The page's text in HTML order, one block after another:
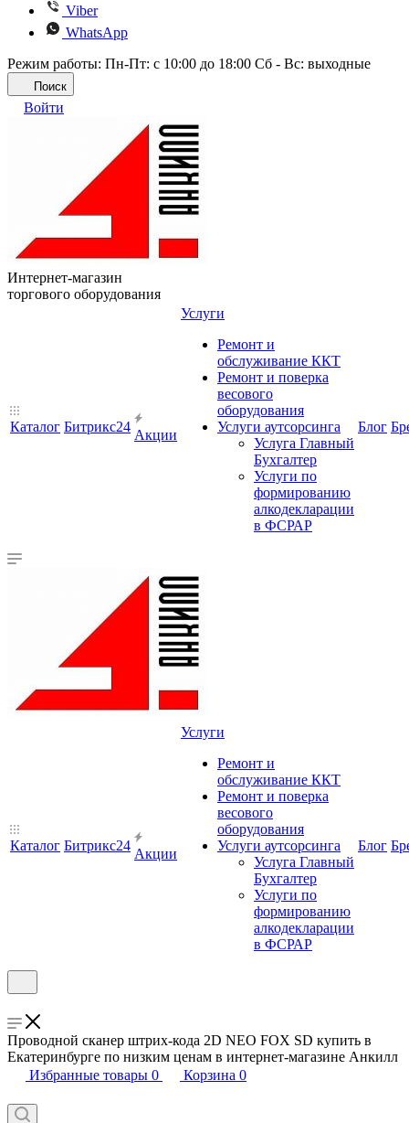
Viber
WhatsApp
Режим работы: Пн-Пт: с 10:00 до 18:00 Сб - Вс: выходные
Поиск
Войти
Интернет-магазин
торгового оборудования
Каталог Битрикс24
Акции
Услуги
Ремонт и
обслуживание ККТ
Ремонт и поверка
весового
оборудования
Услуги аутсорсинга
Услуга Главный
Бухгалтер
Услуги по
формированию
алкодекларации
в ФСРАР
Блог
Каталог Битрикс24
Акции
Услуги
Ремонт и
обслуживание ККТ
Ремонт и поверка
весового
оборудования
Услуги аутсорсинга
Услуга Главный
Бухгалтер
Услуги по
формированию
алкодекларации
в ФСРАР
Блог
Проводной сканер штрих-кода 2D NEO FOX SD купить в
Екатеринбурге по низким ценам в интернет-магазине Анкилл
Избранные товары 0 Корзина 0